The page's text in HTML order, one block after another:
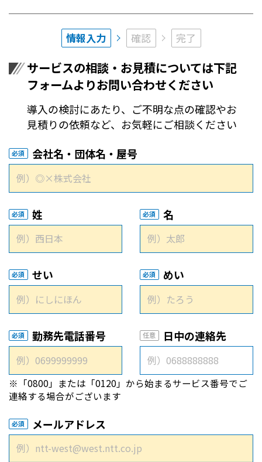
情報入力 確認 完了
サービスの相談・お見積については下記
フォームよりお問い合わせください
導入の検討にあたり、ご不明な点の確認やお
見積りの依頼など、お気軽にご相談ください
必須 会社名・団体名・屋号
必須 姓 必須 名
必須 せい 必須 めい
必須 勤務先電話番号 任意 日中の連絡先
※「0800」または「0120」から始まるサービス番号でご
連絡する場合がございます
必須 メールアドレス